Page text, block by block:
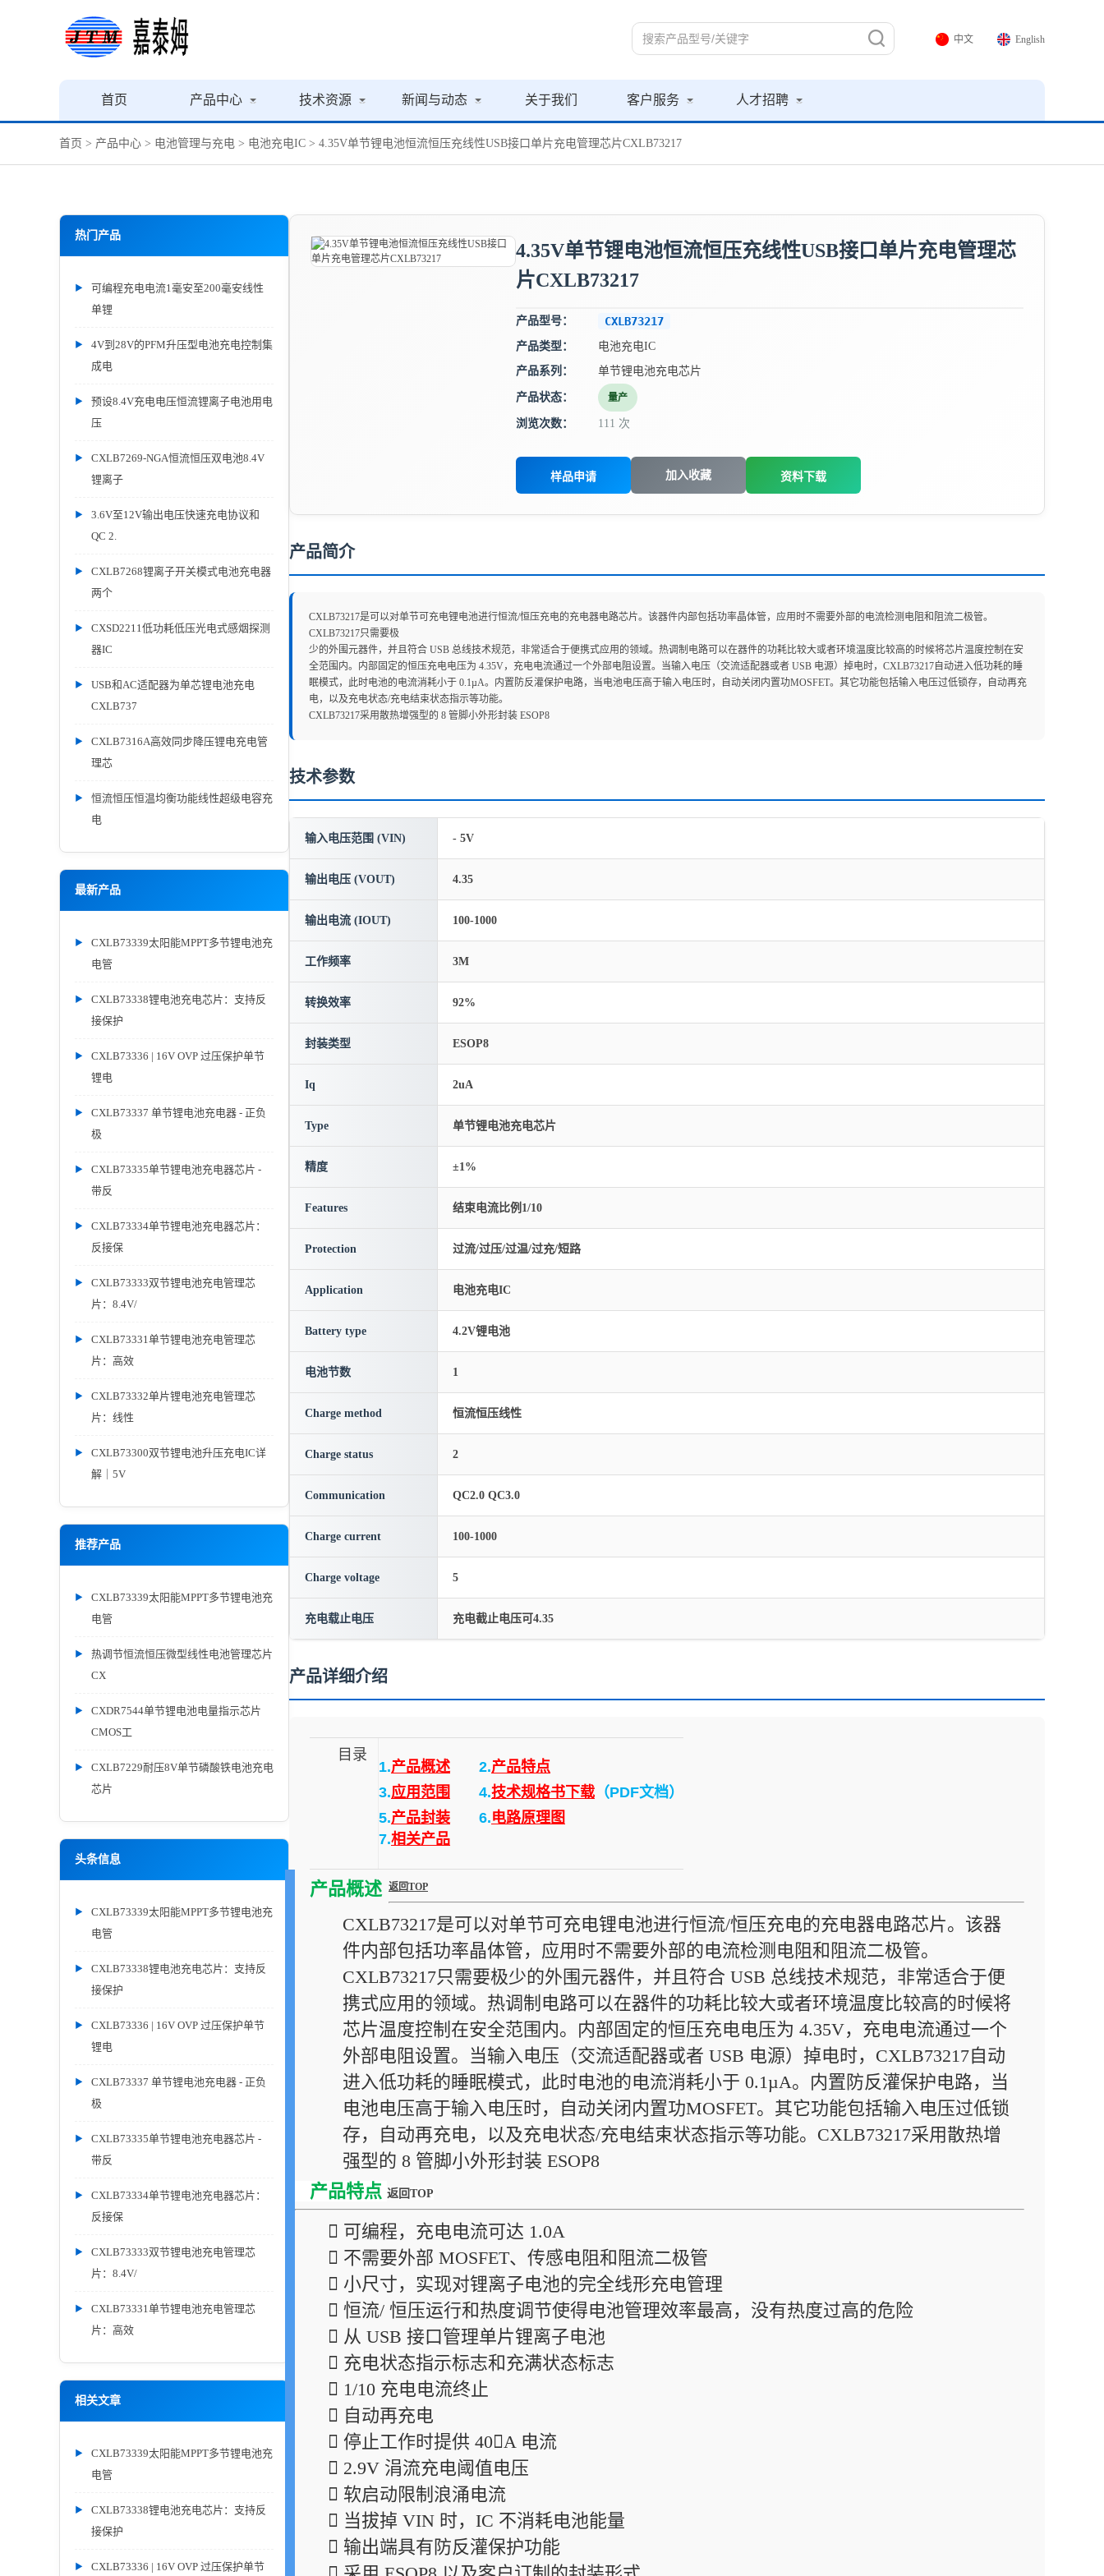
中文 English
首页 产品中心 技术资源 新闻与动态 关于我们 客户服务 人才招聘
首页 > 产品中心 > 电池管理与充电 > 电池充电IC > 4.35V单节锂电池恒流恒压充线性USB接口单片充电管理芯片CXLB73217
热门产品
可编程充电电流1毫安至200毫安线性
单锂
4V到28V的PFM升压型电池充电控制集
成电
预设8.4V充电电压恒流锂离子电池用电
压
CXLB7269-NGA恒流恒压双电池8.4V
锂离子
3.6V至12V输出电压快速充电协议和
QC 2.
CXLB7268锂离子开关模式电池充电器
两个
CXSD2211低功耗低压光电式感烟探测
器IC
USB和AC适配器为单芯锂电池充电
CXLB737
CXLB7316A高效同步降压锂电充电管
理芯
恒流恒压恒温均衡功能线性超级电容充
电
最新产品
CXLB73339太阳能MPPT多节锂电池充
电管
CXLB73338锂电池充电芯片：支持反
接保护
CXLB73336 | 16V OVP 过压保护单节
锂电
CXLB73337 单节锂电池充电器 - 正负
极
CXLB73335单节锂电池充电器芯片 -
带反
CXLB73334单节锂电池充电器芯片：
反接保
CXLB73333双节锂电池充电管理芯
片：8.4V/
CXLB73331单节锂电池充电管理芯
片：高效
CXLB73332单片锂电池充电管理芯
片：线性
CXLB73300双节锂电池升压充电IC详
解｜5V
推荐产品
CXLB73339太阳能MPPT多节锂电池充
电管
热调节恒流恒压微型线性电池管理芯片
CX
CXDR7544单节锂电池电量指示芯片
CMOS工
CXLB7229耐压8V单节磷酸铁电池充电
芯片
头条信息
CXLB73339太阳能MPPT多节锂电池充
电管
CXLB73338锂电池充电芯片：支持反
接保护
CXLB73336 | 16V OVP 过压保护单节
锂电
CXLB73337 单节锂电池充电器 - 正负
极
CXLB73335单节锂电池充电器芯片 -
带反
CXLB73334单节锂电池充电器芯片：
反接保
CXLB73333双节锂电池充电管理芯
片：8.4V/
CXLB73331单节锂电池充电管理芯
片：高效
相关文章
CXLB73339太阳能MPPT多节锂电池充
电管
CXLB73338锂电池充电芯片：支持反
接保护
CXLB73336 | 16V OVP 过压保护单节
4.35V单节锂电池恒流恒压充线性USB接口单片充电管理芯
片CXLB73217
产品型号： CXLB73217
产品类型：
电池充电IC
产品系列：
单节锂电池充电芯片
产品状态： 量产
浏览次数： 111 次
样品申请 加入收藏 资料下载
产品简介
CXLB73217是可以对单节可充电锂电池进行恒流/恒压充电的充电器电路芯片。该器件内部包括功率晶体管，应用时不需要外部的电流检测电阻和阻流二极管。
CXLB73217只需要极
少的外围元器件，并且符合 USB 总线技术规范，非常适合于便携式应用的领域。热调制电路可以在器件的功耗比较大或者环境温度比较高的时候将芯片温度控制在安
全范围内。内部固定的恒压充电电压为 4.35V，充电电流通过一个外部电阻设置。当输入电压（交流适配器或者 USB 电源）掉电时，CXLB73217自动进入低功耗的睡
眠模式，此时电池的电流消耗小于 0.1µA。内置防反灌保护电路，当电池电压高于输入电压时，自动关闭内置功MOSFET。其它功能包括输入电压过低锁存，自动再充
电，以及充电状态/充电结束状态指示等功能。
CXLB73217采用散热增强型的 8 管脚小外形封装 ESOP8
技术参数
输入电压范围 (VIN) - 5V
输出电压 (VOUT) 4.35
输出电流 (IOUT) 100-1000
工作频率 3M
转换效率 92%
封装类型 ESOP8
Iq 2uA
Type 单节锂电池充电芯片
精度 ±1%
Features 结束电流比例1/10
Protection 过流/过压/过温/过充/短路
Application 电池充电IC
Battery type 4.2V锂电池
电池节数 1
Charge method 恒流恒压线性
Charge status 2
Communication QC2.0 QC3.0
Charge current 100-1000
Charge voltage 5
充电载止电压 充电截止电压可4.35
产品详细介绍
目录
1.产品概述 2.产品特点
3.应用范围 4.技术规格书下载 （PDF文档）
5.产品封装 6.电路原理图
7.相关产品
产品概述 返回TOP
CXLB73217是可以对单节可充电锂电池进行恒流/恒压充电的充电器电路芯片。该器
件内部包括功率晶体管，应用时不需要外部的电流检测电阻和阻流二极管。
CXLB73217只需要极少的外围元器件，并且符合 USB 总线技术规范，非常适合于便
携式应用的领域。热调制电路可以在器件的功耗比较大或者环境温度比较高的时候将
芯片温度控制在安全范围内。内部固定的恒压充电电压为 4.35V，充电电流通过一个
外部电阻设置。当输入电压（交流适配器或者 USB 电源）掉电时，CXLB73217自动
进入低功耗的睡眠模式，此时电池的电流消耗小于 0.1µA。内置防反灌保护电路，当
电池电压高于输入电压时，自动关闭内置功MOSFET。其它功能包括输入电压过低锁
存，自动再充电，以及充电状态/充电结束状态指示等功能。CXLB73217采用散热增
强型的 8 管脚小外形封装 ESOP8
产品特点 返回TOP
 可编程，充电电流可达 1.0A
 不需要外部 MOSFET、传感电阻和阻流二极管
 小尺寸，实现对锂离子电池的完全线形充电管理
 恒流/ 恒压运行和热度调节使得电池管理效率最高，没有热度过高的危险
 从 USB 接口管理单片锂离子电池
 充电状态指示标志和充满状态标志
 1/10 充电电流终止
 自动再充电
 停止工作时提供 40A 电流
 2.9V 涓流充电阈值电压
 软启动限制浪涌电流
 当拔掉 VIN 时，IC 不消耗电池能量
 输出端具有防反灌保护功能